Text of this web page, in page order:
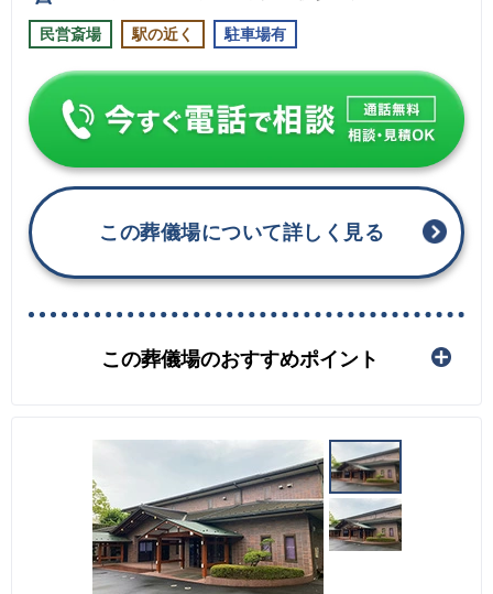
民営斎場 駅の近く 駐車場有
この葬儀場について詳しく見る
この葬儀場のおすすめポイント